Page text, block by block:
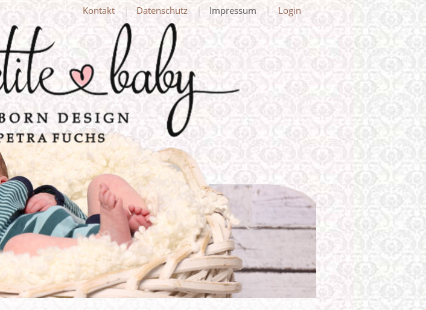
Login
Impressum
Datenschutz
Kontakt